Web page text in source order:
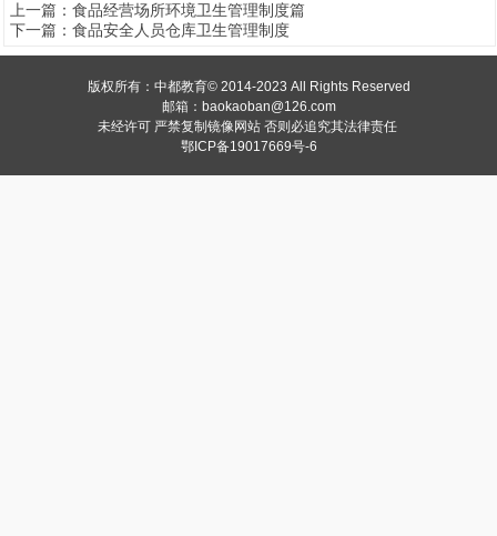
上一篇： 食品经营场所环境卫生管理制度篇
下一篇： 食品安全人员仓库卫生管理制度
版权所有：中都教育© 2014-2023 All Rights Reserved
邮箱：baokaoban@126.com
未经许可 严禁复制镜像网站 否则必追究其法律责任
鄂ICP备19017669号-6